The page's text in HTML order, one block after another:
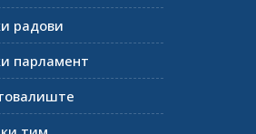
радови
парламент